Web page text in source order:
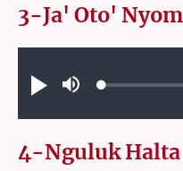
Play MuteLoaded:
3-Ja' Oto'
4-Nguluk Halta